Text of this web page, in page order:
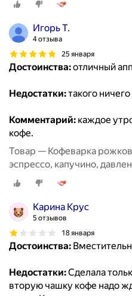
Игорь Т.
4 отзыва
25 января
Достоинства:отличный
Недостатки:такого
Комментарий: каждое
кофе.
Товар — Кофеварка
эспрессо, капучино,
Карина Крус
5 отзывов
18 января
Достоинства:
Недостатки:Сделала
вторую чашку кофе надо